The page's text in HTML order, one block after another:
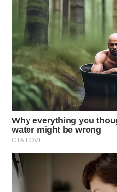
WN
NATUNA
WN
BINTAN
WN
MANDALIKA
WN
LIKUPANG
LABUANBAJO